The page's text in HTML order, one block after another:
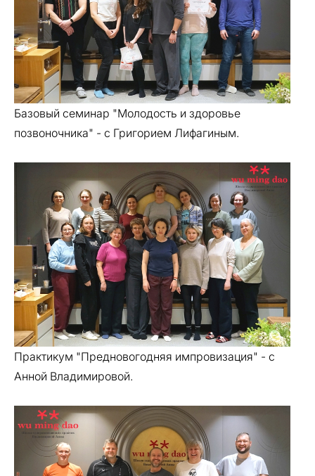
Базовый семинар "Молодость и здоровье
позвоночника" - с Григорием Лифагиным.
Практикум "Предновогодняя импровизация" - с
Анной Владимировой.